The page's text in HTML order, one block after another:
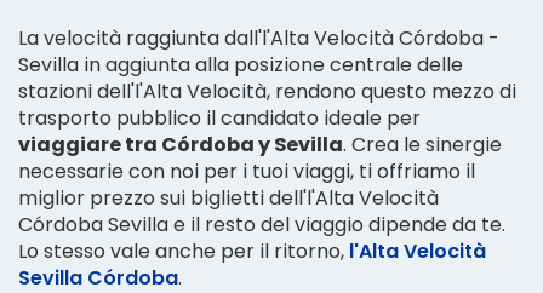
La velocità raggiunta dall'l'Alta Velocità Córdoba -
Sevilla in aggiunta alla posizione centrale delle
stazioni dell'l'Alta Velocità, rendono questo mezzo di
trasporto pubblico il candidato ideale per
viaggiare tra Córdoba y Sevilla. Crea le sinergie
necessarie con noi per i tuoi viaggi, ti offriamo il
miglior prezzo sui biglietti dell'l'Alta Velocità
Córdoba Sevilla e il resto del viaggio dipende da te.
Lo stesso vale anche per il ritorno, l'Alta Velocità
Sevilla Córdoba.